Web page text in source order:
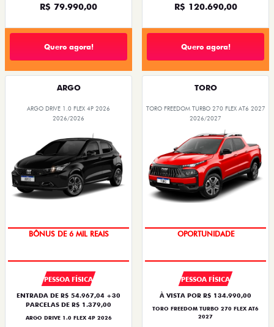
R$ 79.990,00
Quero agora!
R$ 120.690,00
Quero agora!
ARGO
ARGO DRIVE 1.0 FLEX 4P 2026
2026/2026
PESSOA FÍSICA
ENTRADA DE R$ 54.967,04 +30
PARCELAS DE R$ 1.379,00
ARGO DRIVE 1.0 FLEX 4P 2026
TORO
TORO FREEDOM TURBO 270 FLEX AT6 2027
2026/2027
PESSOA FÍSICA
À VISTA POR R$ 134.990,00
TORO FREEDOM TURBO 270 FLEX AT6
2027